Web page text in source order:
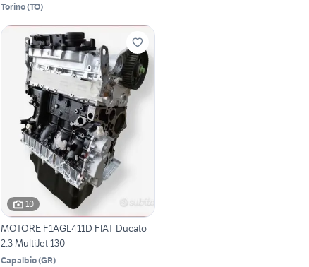
Torino(TO)
10
MOTORE F1AGL411D FIAT Ducato
2.3 MultiJet 130
Capalbio(GR)